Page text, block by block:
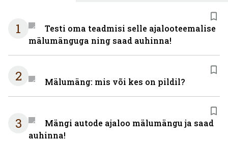
1
Testi oma teadmisi selle ajalooteemalise
mälumänguga ning saad auhinna!
2 Mälumäng: mis või kes on pildil?
3
Mängi autode ajaloo mälumängu ja saad
auhinna!